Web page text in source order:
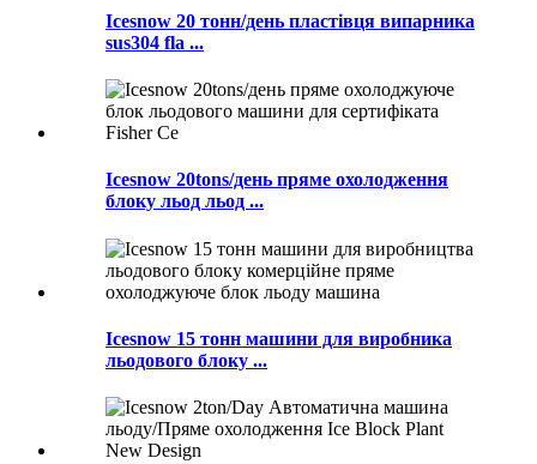
Icesnow 20 тонн/день пластівця випарника
sus304 fla ...
Icesnow 20tons/день пряме охолодження
блоку льод льод ...
Icesnow 15 тонн машини для виробника
льодового блоку ...